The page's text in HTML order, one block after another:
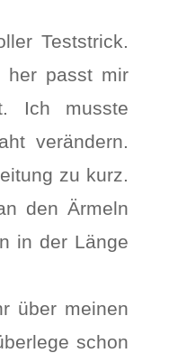
Teststrick.
her passt mir
Ich musste
verändern.
zu kurz.
den Ärmeln
in der Länge
über meinen
schon